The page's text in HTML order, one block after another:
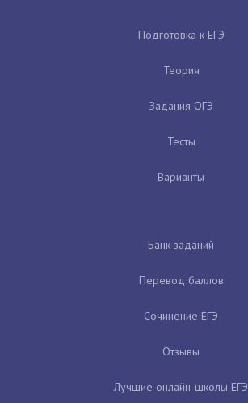
Подготовка к ЕГЭ
Теория
Задания ОГЭ
Тесты
Варианты
Банк заданий
Перевод баллов
Сочинение ЕГЭ
Отзывы
Лучшие онлайн-школы ЕГЭ